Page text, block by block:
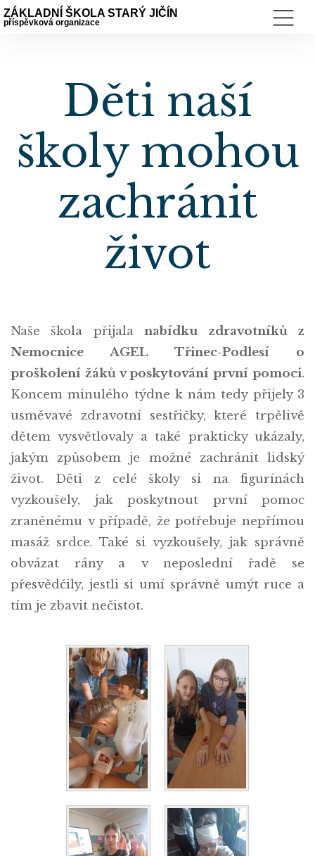
ZÁKLADNÍ ŠKOLA STARÝ JIČÍN
příspěvková organizace
Děti naší
školy mohou
zachránit
život
Naše škola přijalanabídku zdravotníků z
Nemocnice AGEL Třinec-Podlesí o
proškolení žáků v poskytování první pomoci.
Koncem minulého týdne k nám tedy přijely 3
usměvavé zdravotní sestřičky, které trpělivě
dětem vysvětlovaly a také prakticky ukázaly,
jakým způsobem je možné zachránit lidský
život. Děti z celé školy si na figurínách
vyzkoušely, jak poskytnout první pomoc
zraněnému v případě, že potřebuje nepřímou
masáž srdce. Také si vyzkoušely, jak správně
obvázat rány a v neposlední řadě se
přesvědčily, jestli si umí správně umýt ruce a
tím je zbavit nečistot.